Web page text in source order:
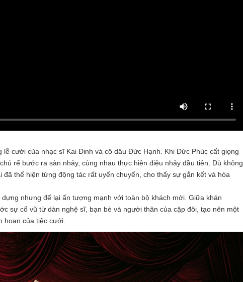
lễ cưới của nhạc sĩ Kai Đinh và cô dâu Đức Hạnh. Khi Đức Phúc cất giọng
rể bước ra sàn nhảy, cùng nhau thực hiện điệu nhảy đầu tiên. Dù không
thể hiện từng động tác rất uyển chuyển, cho thấy sự gắn kết và hòa
nhưng để lại ấn tượng mạnh với toàn bộ khách mời. Giữa khán
sự cổ vũ từ dàn nghệ sĩ, bạn bè và người thân của cặp đôi, tạo nên một
hoan của tiệc cưới.